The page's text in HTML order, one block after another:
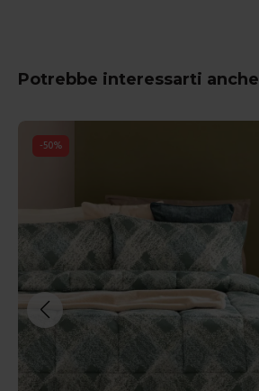
Potrebbe interessarti anche
-50%